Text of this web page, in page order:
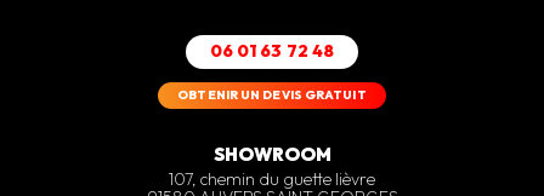
SHOWROOM
107, chemin du guette lièvre
06 01 63 72 48
OBTENIR UN DEVIS GRATUIT